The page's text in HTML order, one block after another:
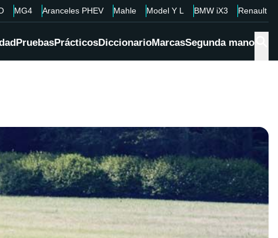
MG4 Aranceles PHEV Mahle Model Y L BMW iX3 Renault
PruebasPrácticosDiccionarioMarcasSegunda mano